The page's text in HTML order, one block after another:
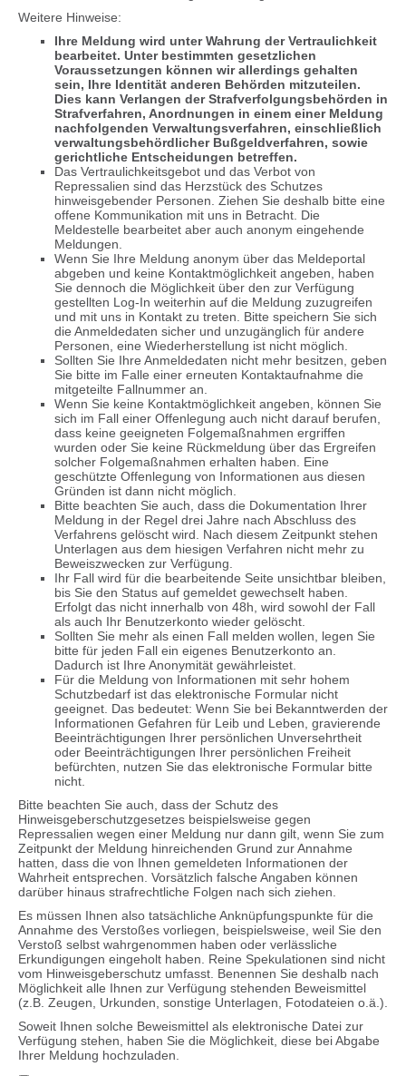
Weitere Hinweise:
Ihre Meldung wird unter Wahrung der Vertraulichkeit
bearbeitet. Unter bestimmten gesetzlichen
Voraussetzungen können wir allerdings gehalten
sein, Ihre Identität anderen Behörden mitzuteilen.
Dies kann Verlangen der Strafverfolgungsbehörden in
Strafverfahren, Anordnungen in einem einer Meldung
nachfolgenden Verwaltungsverfahren, einschließlich
verwaltungsbehördlicher Bußgeldverfahren, sowie
gerichtliche Entscheidungen betreffen.
Das Vertraulichkeitsgebot und das Verbot von
Repressalien sind das Herzstück des Schutzes
hinweisgebender Personen. Ziehen Sie deshalb bitte eine
offene Kommunikation mit uns in Betracht. Die
Meldestelle bearbeitet aber auch anonym eingehende
Meldungen.
Wenn Sie Ihre Meldung anonym über das Meldeportal
abgeben und keine Kontaktmöglichkeit angeben, haben
Sie dennoch die Möglichkeit über den zur Verfügung
gestellten Log-In weiterhin auf die Meldung zuzugreifen
und mit uns in Kontakt zu treten. Bitte speichern Sie sich
die Anmeldedaten sicher und unzugänglich für andere
Personen, eine Wiederherstellung ist nicht möglich.
Sollten Sie Ihre Anmeldedaten nicht mehr besitzen, geben
Sie bitte im Falle einer erneuten Kontaktaufnahme die
mitgeteilte Fallnummer an.
Wenn Sie keine Kontaktmöglichkeit angeben, können Sie
sich im Fall einer Offenlegung auch nicht darauf berufen,
dass keine geeigneten Folgemaßnahmen ergriffen
wurden oder Sie keine Rückmeldung über das Ergreifen
solcher Folgemaßnahmen erhalten haben. Eine
geschützte Offenlegung von Informationen aus diesen
Gründen ist dann nicht möglich.
Bitte beachten Sie auch, dass die Dokumentation Ihrer
Meldung in der Regel drei Jahre nach Abschluss des
Verfahrens gelöscht wird. Nach diesem Zeitpunkt stehen
Unterlagen aus dem hiesigen Verfahren nicht mehr zu
Beweiszwecken zur Verfügung.
Ihr Fall wird für die bearbeitende Seite unsichtbar bleiben,
bis Sie den Status auf gemeldet gewechselt haben.
Erfolgt das nicht innerhalb von 48h, wird sowohl der Fall
als auch Ihr Benutzerkonto wieder gelöscht.
Sollten Sie mehr als einen Fall melden wollen, legen Sie
bitte für jeden Fall ein eigenes Benutzerkonto an.
Dadurch ist Ihre Anonymität gewährleistet.
Für die Meldung von Informationen mit sehr hohem
Schutzbedarf ist das elektronische Formular nicht
geeignet. Das bedeutet: Wenn Sie bei Bekanntwerden der
Informationen Gefahren für Leib und Leben, gravierende
Beeinträchtigungen Ihrer persönlichen Unversehrtheit
oder Beeinträchtigungen Ihrer persönlichen Freiheit
befürchten, nutzen Sie das elektronische Formular bitte
nicht.
Bitte beachten Sie auch, dass der Schutz des
Hinweisgeberschutzgesetzes beispielsweise gegen
Repressalien wegen einer Meldung nur dann gilt, wenn Sie zum
Zeitpunkt der Meldung hinreichenden Grund zur Annahme
hatten, dass die von Ihnen gemeldeten Informationen der
Wahrheit entsprechen. Vorsätzlich falsche Angaben können
darüber hinaus strafrechtliche Folgen nach sich ziehen.
Es müssen Ihnen also tatsächliche Anknüpfungspunkte für die
Annahme des Verstoßes vorliegen, beispielsweise, weil Sie den
Verstoß selbst wahrgenommen haben oder verlässliche
Erkundigungen eingeholt haben. Reine Spekulationen sind nicht
vom Hinweisgeberschutz umfasst. Benennen Sie deshalb nach
Möglichkeit alle Ihnen zur Verfügung stehenden Beweismittel
(z.B. Zeugen, Urkunden, sonstige Unterlagen, Fotodateien o.ä.).
Soweit Ihnen solche Beweismittel als elektronische Datei zur
Verfügung stehen, haben Sie die Möglichkeit, diese bei Abgabe
Ihrer Meldung hochzuladen.